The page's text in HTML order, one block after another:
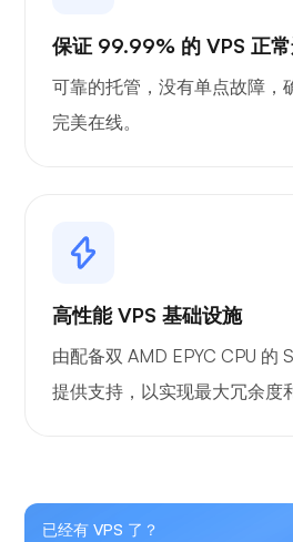
保证 99.99% 的 VPS 正
可靠的托管，没有单点故障，
完美在线。
高性能 VPS 基础设施
由配备双 AMD EPYC CPU 的
提供支持，以实现最大冗余度
已经有 VPS 了？